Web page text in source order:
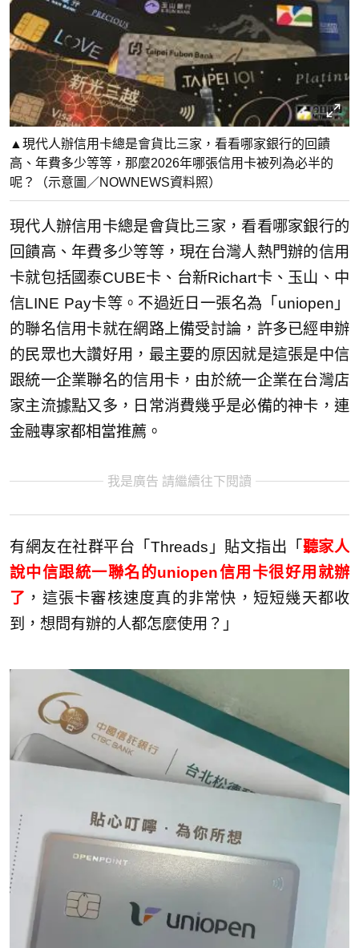
▲現代人辦信用卡總是會貨比三家，看看哪家銀行的回饋
高、年費多少等等，那麼2026年哪張信用卡被列為必半的
呢？（示意圖／NOWNEWS資料照）
現代人辦信用卡總是會貨比三家，看看哪家銀行的
回饋高、年費多少等等，現在台灣人熱門辦的信用
卡就包括國泰CUBE卡、台新Richart卡、玉山、中
信LINE Pay卡等。不過近日一張名為「uniopen」
的聯名信用卡就在網路上備受討論，許多已經申辦
的民眾也大讚好用，最主要的原因就是這張是中信
跟統一企業聯名的信用卡，由於統一企業在台灣店
家主流據點又多，日常消費幾乎是必備的神卡，連
金融專家都相當推薦。
我是廣告 請繼續往下閱讀
有網友在社群平台「Threads」貼文指出「 聽家人
說中信跟統一聯名的uniopen信用卡很好用就辦
了 ，這張卡審核速度真的非常快，短短幾天都收
到，想問有辦的人都怎麼使用？」